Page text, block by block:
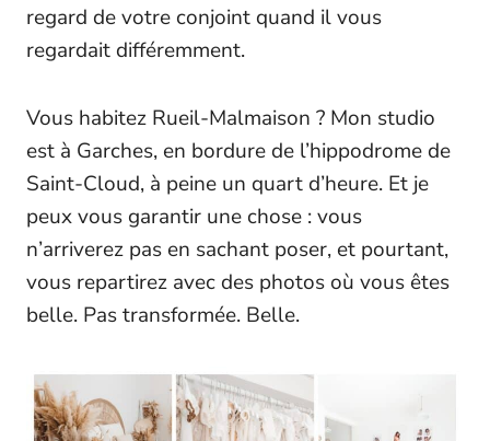
regard de votre conjoint quand il vous
regardait différemment.
Vous habitez Rueil-Malmaison ? Mon studio
est à Garches, en bordure de l’hippodrome de
Saint-Cloud, à peine un quart d’heure. Et je
peux vous garantir une chose : vous
n’arriverez pas en sachant poser, et pourtant,
vous repartirez avec des photos où vous êtes
belle. Pas transformée. Belle.